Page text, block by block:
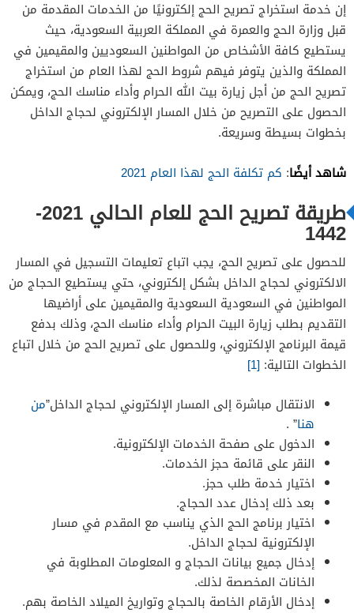
إن خدمة استخراج تصريح الحج إلكترونيًا من الخدمات المقدمة من
قبل وزارة الحج والعمرة في المملكة العربية السعودية، حيث
يستطيع كافة الأشخاص من المواطنين السعوديين والمقيمين في
المملكة والذين يتوفر فيهم شروط الحج لهذا العام من استخراج
تصريح الحج من أجل زيارة بيت الله الحرام وأداء مناسك الحج، ويمكن
الحصول على التصريح من خلال المسار الإلكتروني لحجاج الداخل
بخطوات بسيطة وسريعة.
شاهد أيضًا: كم تكلفة الحج لهذا العام 2021
طريقة تصريح الحج للعام الحالي 2021-
1442
للحصول على تصريح الحج، يجب اتباع تعليمات التسجيل في المسار
الالكتروني لحجاج الداخل بشكل إلكتروني، حتي يستطيع الحجاج من
المواطنين في السعودية السعودية والمقيمين على أراضيها
التقديم بطلب زيارة البيت الحرام وأداء مناسك الحج، وذلك بدفع
قيمة البرنامج الإلكتروني، وللحصول على تصريح الحج من خلال اتباع
الخطوات التالية: [1]
الانتقال مباشرة إلى المسار الإلكتروني لحجاج الداخل”من
هنا” .
الدخول على صفحة الخدمات الإلكترونية.
النقر على قائمة حجز الخدمات.
اختيار خدمة طلب حجز.
بعد ذلك إدخال عدد الحجاج.
اختيار برنامج الحج الذي يناسب مع المقدم في مسار
الإلكترونية لحجاج الداخل.
إدخال جميع بيانات الحجاج و المعلومات المطلوبة في
الخانات المخصصة لذلك.
إدخال الأرقام الخاصة بالحجاج وتواريخ الميلاد الخاصة بهم.